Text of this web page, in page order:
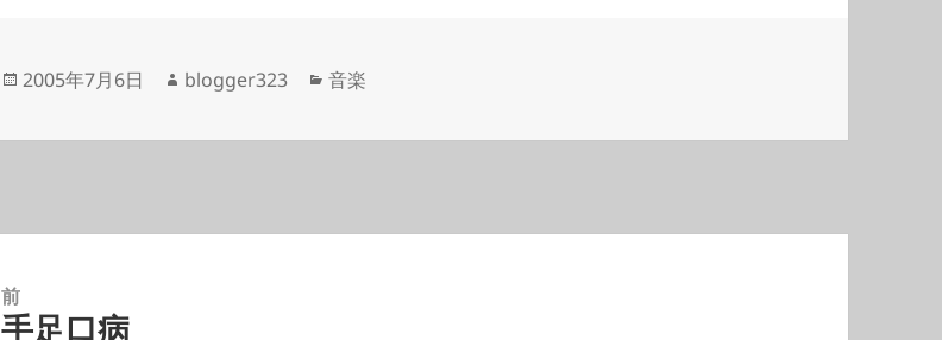
投
日:
2005年7月6日
作
者
blogger323
カ
ゴ
音楽
前
前
手足口病